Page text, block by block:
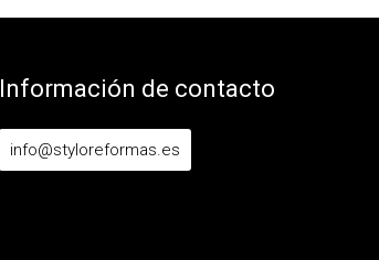
Información de contacto
info@styloreformas.es